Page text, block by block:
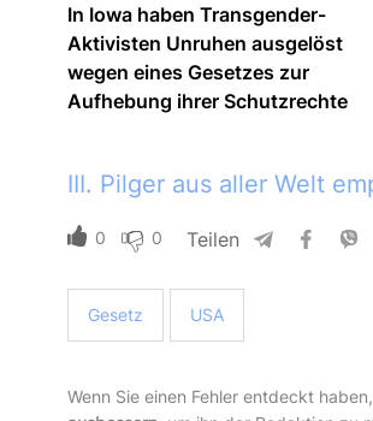
In Iowa haben Transgender-
Aktivisten Unruhen ausgelöst
wegen eines Gesetzes zur
Aufhebung ihrer Schutzrechte
III. Pilger aus aller Welt
0 0 Teilen
Gesetz USA
Wenn Sie einen Fehler entdeckt